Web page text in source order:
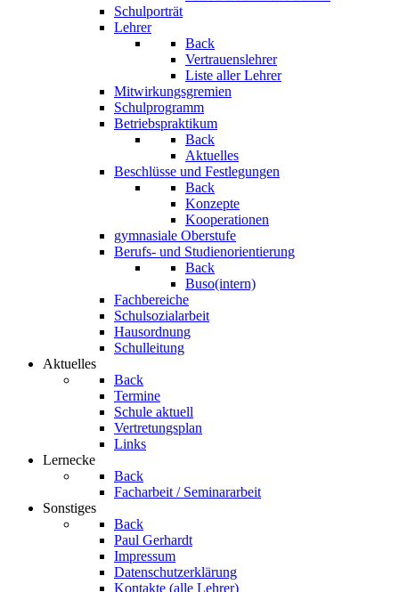
Schulporträt
Lehrer
Back
Vertrauenslehrer
Liste aller Lehrer
Mitwirkungsgremien
Schulprogramm
Betriebspraktikum
Back
Aktuelles
Beschlüsse und Festlegungen
Back
Konzepte
Kooperationen
gymnasiale Oberstufe
Berufs- und Studienorientierung
Back
Buso(intern)
Fachbereiche
Schulsozialarbeit
Hausordnung
Schulleitung
Aktuelles
Back
Termine
Schule aktuell
Vertretungsplan
Links
Lernecke
Back
Facharbeit / Seminararbeit
Sonstiges
Back
Paul Gerhardt
Impressum
Datenschutzerklärung
Kontakte (alle Lehrer)